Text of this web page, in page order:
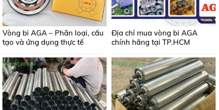
Vòng bi AGA – Phân loại, cấu
tạo và ứng dụng thực tế
Địa chỉ mua vòng bi AGA
chính hãng tại TP.HCM